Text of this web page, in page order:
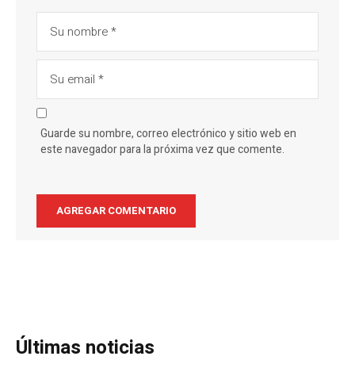
Guarde su nombre, correo electrónico y sitio web en
este navegador para la próxima vez que comente.
Últimas noticias